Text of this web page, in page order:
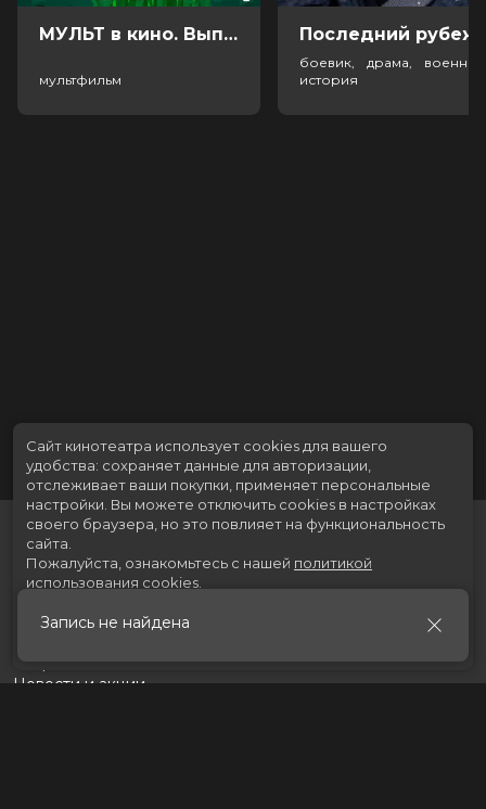
МУЛЬТ в кино. Выпуск №198. Некогда скучать (0+)
мультфильм
боевик, драма,
история
Запись не найдена
Скоро в кино
Новости и акции
Сайт кинотеатра использует cookies для вашего
удобства: сохраняет данные для авторизации,
отслеживает ваши покупки, применяет персональные
настройки. Вы можете отключить cookies в настройках
своего браузера, но это повлияет на функциональность
сайта.
Пожалуйста, ознакомьтесь с нашей политикой
использования cookies